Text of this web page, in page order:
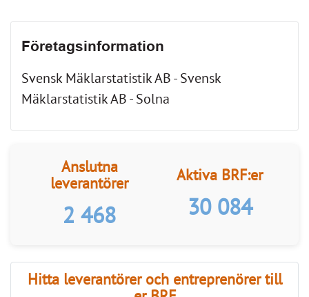
2 468
Hitta leverantörer och entreprenörer till
Kategorier
SÖK PROFFS